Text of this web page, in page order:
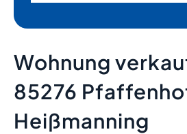
Wohnung
85276
Heißmanning